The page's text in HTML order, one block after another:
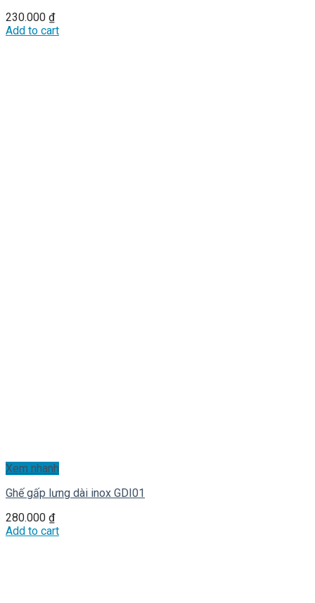
230.000 ₫
Add to cart
Xem nhanh
Ghế gấp lưng dài inox GDI01
280.000 ₫
Add to cart